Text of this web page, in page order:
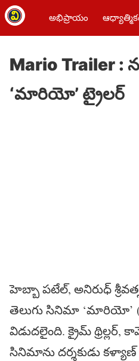
అభిప్రాయం
Mario Trailer :
‘మారియో’ ట్రైలర్
హెబ్బా పటేల్, అనిరుధ్
తెలుగు సినిమా ‘మారియో’
విడుదలైంది. క్రైమ్ థ్రిల్లర్,
సినిమాను దర్శకుడు